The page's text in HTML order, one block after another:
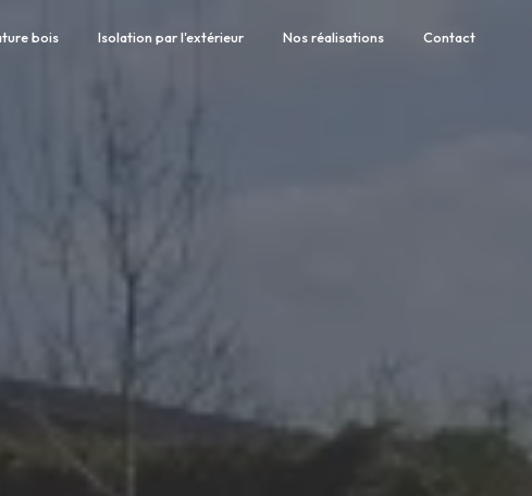
bois Isolation par l'extérieur Nos réalisations Contact